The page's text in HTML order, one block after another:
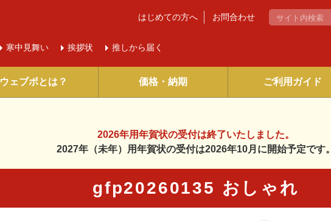
寒中 見舞い 挨拶状 推しから届く
はじめての方へ お問合わせ
ウェブポとは？ 価格・納期 ご利用ガイド
2026年用年賀状の受付は終了いたしました。
2027年（未年）用年賀状の受付は2026年10月に開始予定です。
gfp20260135 おしゃれ